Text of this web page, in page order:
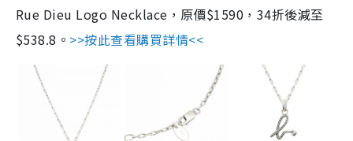
Rue Dieu Logo Necklace，原價$1590，34折後減至
$538.8。 >>按此查看購買詳情<<